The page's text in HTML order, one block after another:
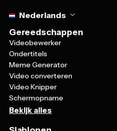
Nederlands
Gereedschappen
Videobewerker
Ondertitels
Meme Generator
Video converteren
Video Knipper
Schermopname
Bekijk alles